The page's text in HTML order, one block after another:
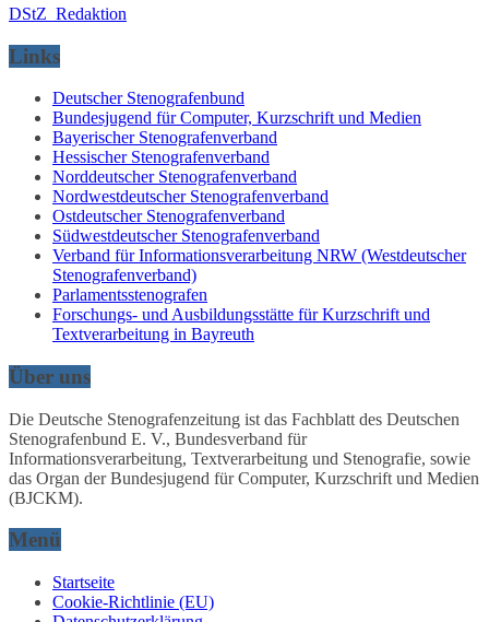
DStZ_Redaktion
Links
Deutscher Stenografenbund
Bundesjugend für Computer, Kurzschrift und Medien
Bayerischer Stenografenverband
Hessischer Stenografenverband
Norddeutscher Stenografenverband
Nordwestdeutscher Stenografenverband
Ostdeutscher Stenografenverband
Südwestdeutscher Stenografenverband
Verband für Informationsverarbeitung NRW (Westdeutscher
Stenografenverband)
Parlamentsstenografen
Forschungs- und Ausbildungsstätte für Kurzschrift und
Textverarbeitung in Bayreuth
Über uns
Die Deutsche Stenografenzeitung ist das Fachblatt des Deutschen
Stenografenbund E. V., Bundesverband für
Informationsverarbeitung, Textverarbeitung und Stenografie, sowie
das Organ der Bundesjugend für Computer, Kurzschrift und Medien
(BJCKM).
Menü
Startseite
Cookie-Richtlinie (EU)